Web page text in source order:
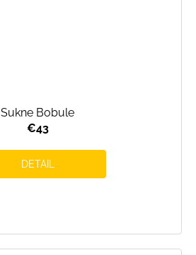
Sukne Bobule
€43
DETAIL